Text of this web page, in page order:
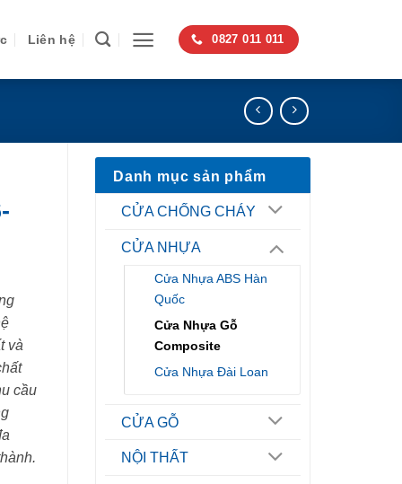
Liên hệ 0827 011 011
Danh mục sản phẩm
CỬA CHỐNG CHÁY
CỬA NHỰA
Cửa Nhựa ABS Hàn
Quốc
Cửa Nhựa Gỗ
Composite
Cửa Nhựa Đài Loan
CỬA GỖ
NỘI THẤT
và
cầu